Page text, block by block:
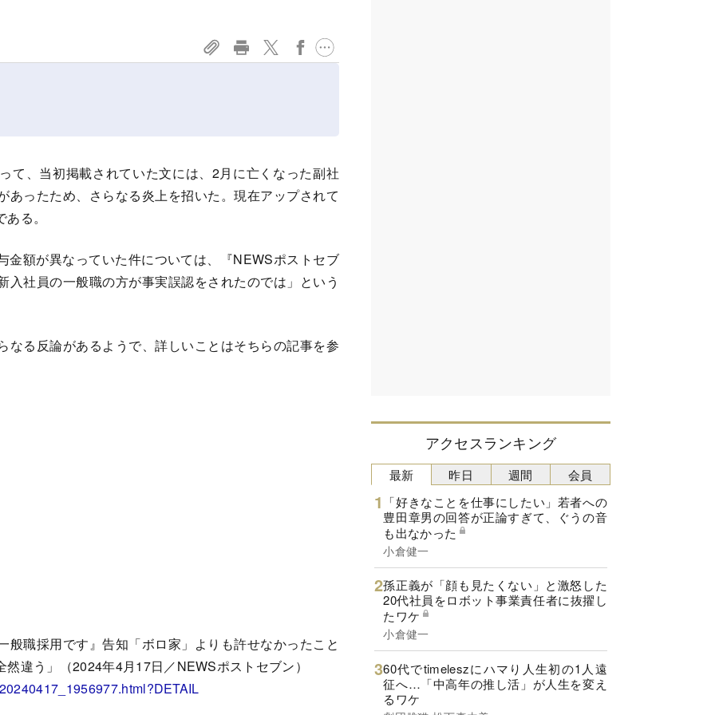
、当初掲載されていた文には、2月に亡くなった副社
あったため、さらなる炎上を招いた。現在アップされて
る。
額が異なっていた件については、『NEWSポストセブ
社員の一般職の方が事実誤認をされたのでは」という
る反論があるようで、詳しいことはそちらの記事を参
職採用です』告知「ボロ家」よりも許せなかったこと
違う」（2024年4月17日／NEWSポストセブン）
アクセスランキング
最新
「好きなことを仕事にしたい」若者への
豊田章男の回答が正論すぎて、ぐうの音
も出なかった
小倉健一
孫正義が「顔も見たくない」と激怒した
20代社員をロボット事業責任者に抜擢し
たワケ
小倉健一
60代でtimeleszにハマり人生初の1人遠
征へ…「中高年の推し活」が人生を変え
るワケ
昨日 週間 会員